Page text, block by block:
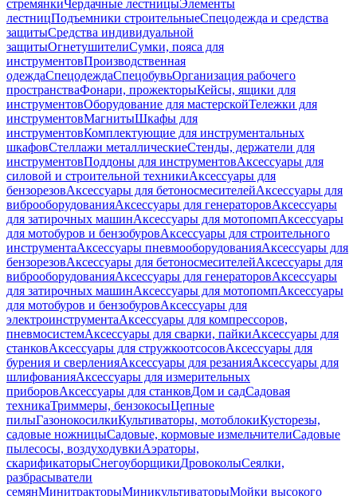
стремянкиЧердачные лестницыЭлементы
лестницПодъемники строительныеСпецодежда и средства
защитыСредства индивидуальной
защитыОгнетушителиСумки, пояса для
инструментовПроизводственная
одеждаСпецодеждаСпецобувьОрганизация рабочего
пространстваФонари, прожекторыКейсы, ящики для
инструментовОборудование для мастерскойТележки для
инструментовМагнитыШкафы для
инструментовКомплектующие для инструментальных
шкафовСтеллажи металлическиеСтенды, держатели для
инструментовПоддоны для инструментовАксессуары для
силовой и строительной техникиАксессуары для
бензорезовАксессуары для бетоносмесителейАксессуары для
виброоборудованияАксессуары для генераторовАксессуары
для затирочных машинАксессуары для мотопомпАксессуары
для мотобуров и бензобуровАксессуары для строительного
инструментаАксессуары пневмооборудованияАксессуары для
бензорезовАксессуары для бетоносмесителейАксессуары для
виброоборудованияАксессуары для генераторовАксессуары
для затирочных машинАксессуары для мотопомпАксессуары
для мотобуров и бензобуровАксессуары для
электроинструментаАксессуары для компрессоров,
пневмосистемАксессуары для сварки, пайкиАксессуары для
станковАксессуары для стружкоотсосовАксессуары для
бурения и сверленияАксессуары для резанияАксессуары для
шлифованияАксессуары для измерительных
приборовАксессуары для станковДом и садСадовая
техникаТриммеры, бензокосыЦепные
пилыГазонокосилкиКультиваторы, мотоблокиКусторезы,
садовые ножницыСадовые, кормовые измельчителиСадовые
пылесосы, воздуходувкиАэраторы,
скарификаторыСнегоуборщикиДровоколыСеялки,
разбрасыватели
семянМинитракторыМиникультиваторыМойки высокого